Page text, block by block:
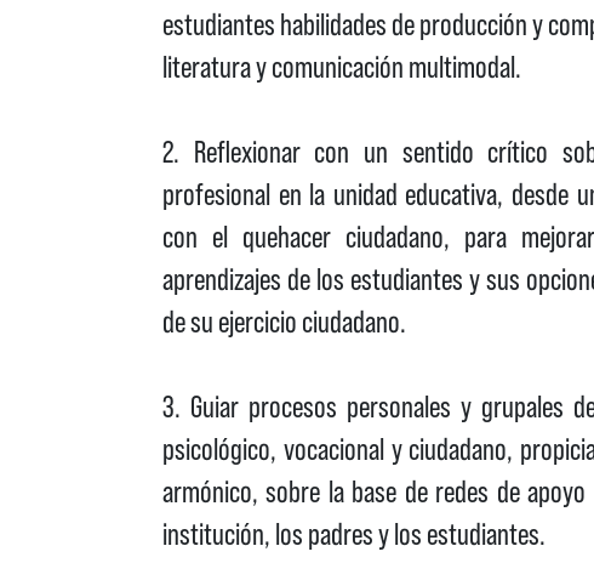
estudiantes habilidades de producción y
literatura y comunicación multimodal.
2. Reflexionar con un sentido crítico
profesional en la unidad educativa, desde
con el quehacer ciudadano, para
aprendizajes de los estudiantes y sus
de su ejercicio ciudadano.
3. Guiar procesos personales y grupales
psicológico, vocacional y ciudadano,
armónico, sobre la base de redes de
institución, los padres y los estudiantes.